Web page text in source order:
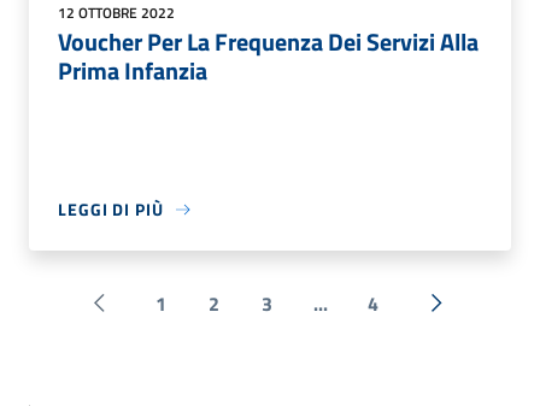
12 OTTOBRE 2022
Voucher Per La Frequenza Dei Servizi Alla
Prima Infanzia
LEGGI DI PIÙ
Pagina precedente
1 2 3 ... 4 Successiva